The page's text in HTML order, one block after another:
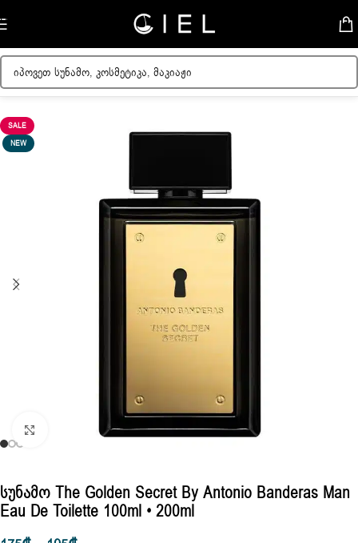
Skip to navigation
მთავარი/მამაკაცის სუნამოები
SALE
NEW
Click to enlarge
Სუნამო The Golden Secret By Antonio Banderas Man
Eau De Toilette 100ml • 200ml